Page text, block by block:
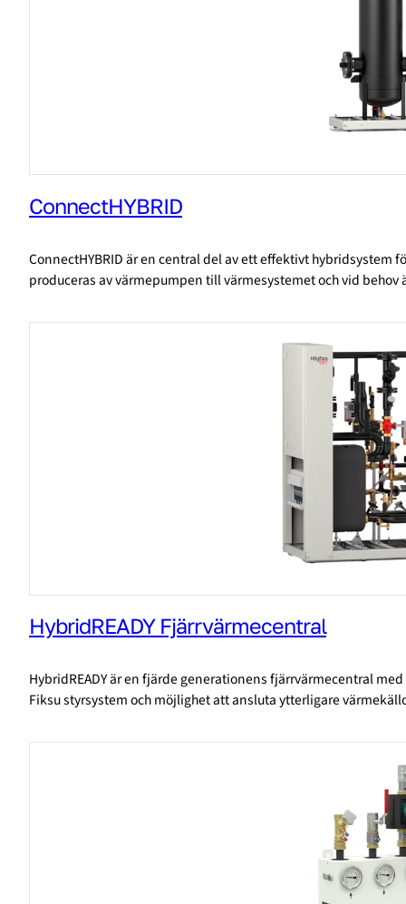
ConnectHYBRID
ConnectHYBRID är en central del av ett effektivt hybridsystem
produceras av värmepumpen till värmesystemet och vid
HybridREADY Fjärrvärmecentral
HybridREADY är en fjärde generationens fjärrvärmecentral
Fiksu styrsystem och möjlighet att ansluta ytterligare